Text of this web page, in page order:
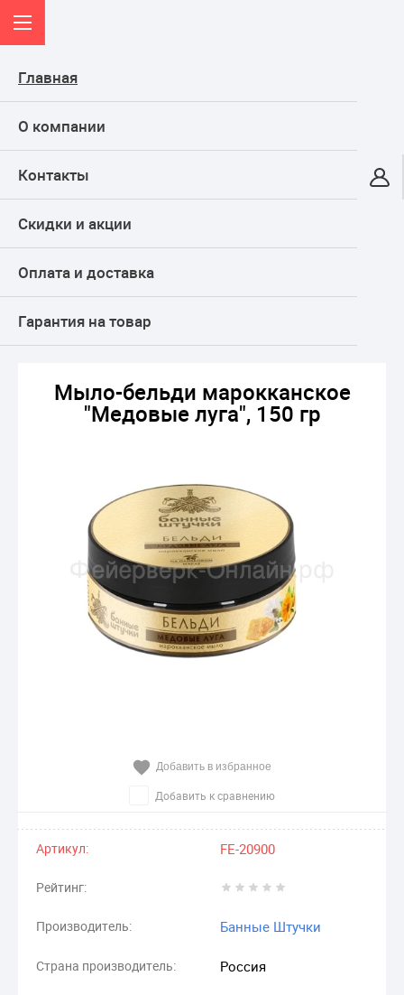
Главная
О компании
Контакты
Скидки и акции
Оплата и доставка
Гарантия на товар
Онлайн-гипермаркет
КАТАЛОГ
Банная гигиена, уход и красота
Косметика для бани и сауны
Мыло-бельди марокканское "Медовые луга", 150 гр
Мыло-бельди марокканское
"Медовые луга", 150 гр
Добавить в избранное
Добавить к сравнению
Артикул: FE-20900
Рейтинг:
Производитель: Банные Штучки
Страна производитель: Россия